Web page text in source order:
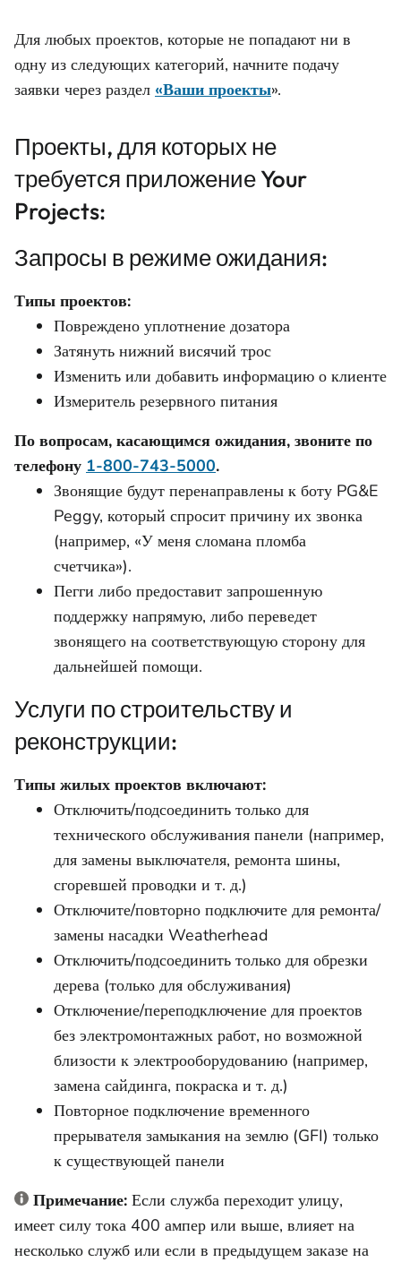
Для любых проектов, которые не попадают ни в
одну из следующих категорий, начните подачу
заявки через раздел «Ваши проекты».
Проекты, для которых не
требуется приложение Your
Projects:
Запросы в режиме ожидания:
Типы проектов:
Повреждено уплотнение дозатора
Затянуть нижний висячий трос
Изменить или добавить информацию о клиенте
Измеритель резервного питания
По вопросам, касающимся ожидания, звоните по
телефону 1-800-743-5000.
Звонящие будут перенаправлены к боту PG&E
Peggy, который спросит причину их звонка
(например, «У меня сломана пломба
счетчика»).
Пегги либо предоставит запрошенную
поддержку напрямую, либо переведет
звонящего на соответствующую сторону для
дальнейшей помощи.
Услуги по строительству и
реконструкции:
Типы жилых проектов включают:
Отключить/подсоединить только для
технического обслуживания панели (например,
для замены выключателя, ремонта шины,
сгоревшей проводки и т. д.)
Отключите/повторно подключите для ремонта/
замены насадки Weatherhead
Отключить/подсоединить только для обрезки
дерева (только для обслуживания)
Отключение/переподключение для проектов
без электромонтажных работ, но возможной
близости к электрооборудованию (например,
замена сайдинга, покраска и т. д.)
Повторное подключение временного
прерывателя замыкания на землю (GFI) только
к существующей панели
Примечание: Если служба переходит улицу,
имеет силу тока 400 ампер или выше, влияет на
несколько служб или если в предыдущем заказе на